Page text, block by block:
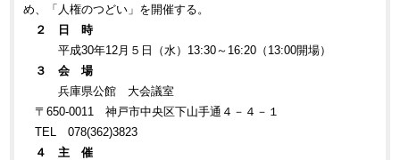
め、「人権のつどい」を開催する。
２ 日 時
平成30年12月５日（水）13:30～16:20（13:00開場）
３ 会 場
兵庫県公館 大会議室
〒650-0011 神戸市中央区下山手通４－４－１
TEL 078(362)3823
４ 主 催